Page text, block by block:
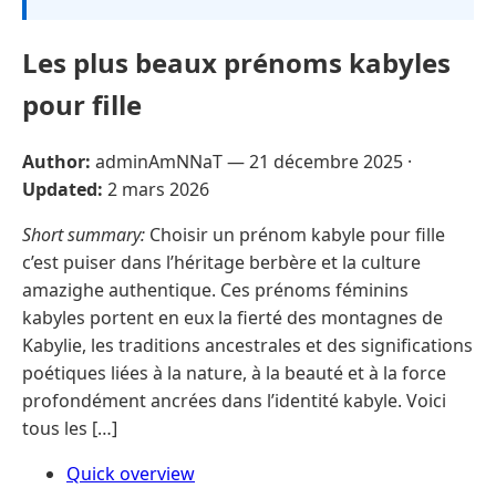
Les plus beaux prénoms kabyles
pour fille
Author: adminAmNNaT —21 décembre 2025 ·
Updated: 2 mars 2026
Short summary: Choisir un prénom kabyle pour fille
c’est puiser dans l’héritage berbère et la culture
amazighe authentique. Ces prénoms féminins
kabyles portent en eux la fierté des montagnes de
Kabylie, les traditions ancestrales et des significations
poétiques liées à la nature, à la beauté et à la force
profondément ancrées dans l’identité kabyle. Voici
tous les […]
Quick overview